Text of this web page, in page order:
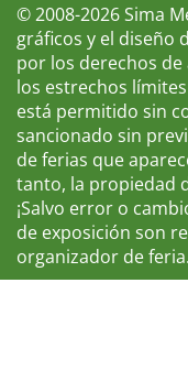
© 2008-2026 Sima
gráficos y el diseño
por los derechos
los estrechos
está permitido sin
sancionado sin
de ferias que
tanto, la propiedad
¡Salvo error o
de exposición son
organizador de